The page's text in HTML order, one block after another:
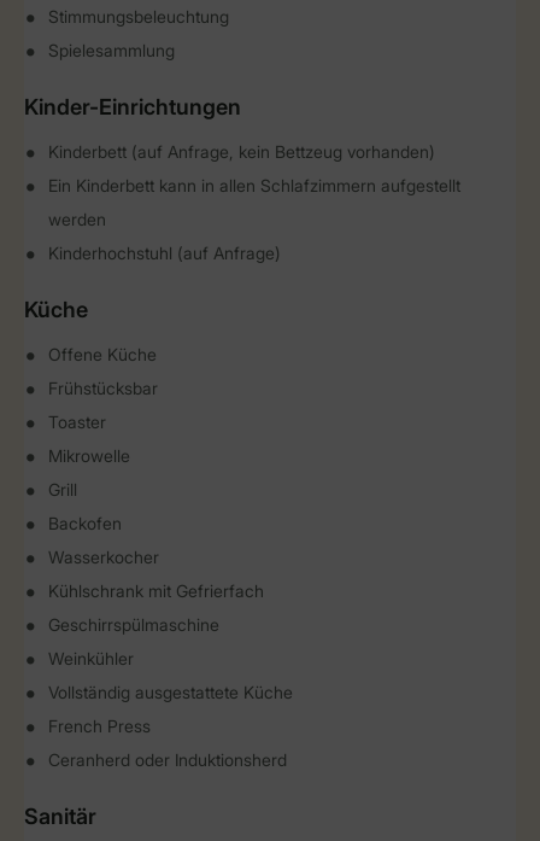
Stimmungsbeleuchtung
Spielesammlung
Kinder-Einrichtungen
Kinderbett (auf Anfrage, kein Bettzeug vorhanden)
Ein Kinderbett kann in allen Schlafzimmern aufgestellt
werden
Kinderhochstuhl (auf Anfrage)
Küche
Offene Küche
Frühstücksbar
Toaster
Mikrowelle
Grill
Backofen
Wasserkocher
Kühlschrank mit Gefrierfach
Geschirrspülmaschine
Weinkühler
Vollständig ausgestattete Küche
French Press
Ceranherd oder Induktionsherd
Sanitär